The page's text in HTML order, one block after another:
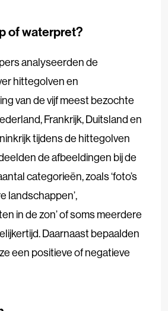
of waterpret?
analyseerden de
hittegolven en
van de vijf meest bezochte
Frankrijk, Duitsland en
tijdens de hittegolven
de afbeeldingen bij de
categorieën, zoals ‘foto’s
landschappen’,
in de zon’ of soms meerdere
Daarnaast bepaalden
een positieve of negatieve